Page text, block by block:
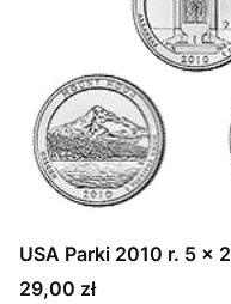
USA Parki 2010 r. 5 x
Cena
29,00 zł